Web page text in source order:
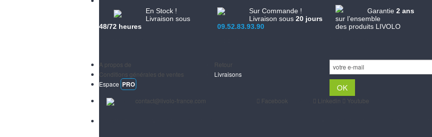
En Stock !
Livraison sous
48/72 heures
Sur Commande !
Livraison sous20 jours
09.52.83.93.90
Garantie2 ans
sur l’ensemble
des produits LIVOLO
A propos de
Conditions générales de ventes
Espace PRO
Retour
Livraisons
contact@livolo-france.com Facebook Linkedin Youtube